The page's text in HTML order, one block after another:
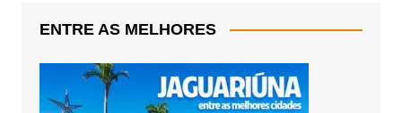
ENTRE AS MELHORES